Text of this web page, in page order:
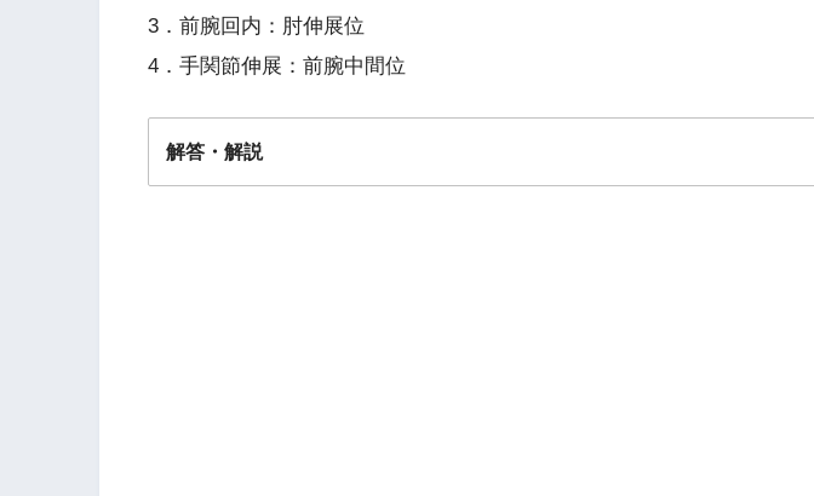
3．前腕回内：肘伸展位
4．手関節伸展：前腕中間位
解答・解説